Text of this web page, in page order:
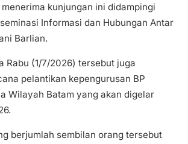
kunjungan ini didampingi
Informasi dan Hubungan Antar
Barlian.
Rabu (1/7/2026) tersebut juga
pelantikan kepengurusan BP
Wilayah Batam yang akan digelar
berjumlah sembilan orang tersebut